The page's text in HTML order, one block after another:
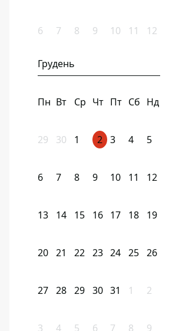
6 7 8 9 10 11 12
Грудень
Пн Вт Ср Чт Пт Сб Нд
29 30 1 2 3 4 5
6 7 8 9 10 11 12
13 14 15 16 17 18 19
20 21 22 23 24 25 26
27 28 29 30 31 1 2
3 4 5 6 7 8 9